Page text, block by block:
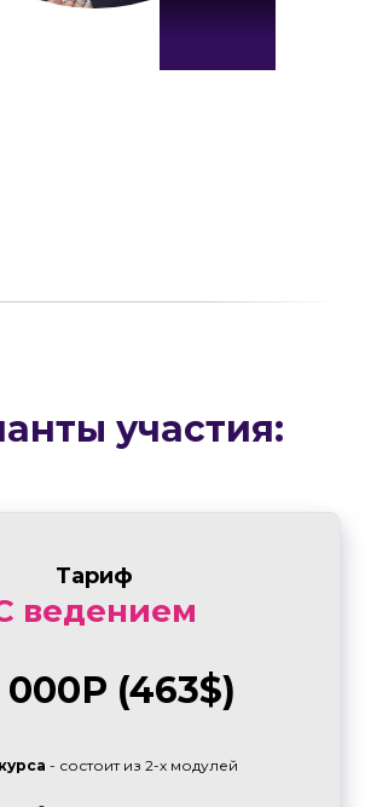
участия:
Тариф
ведением
000Р (463$)
- состоит из 2-х модулей
персональных
подписке